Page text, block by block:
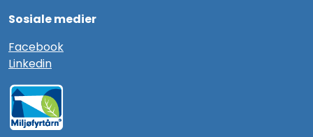
Sosiale medier
Facebook
Linkedin